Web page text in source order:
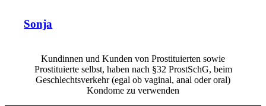
Sonja
Kundinnen und Kunden von Prostituierten sowie
Prostituierte selbst, haben nach §32 ProstSchG, beim
Geschlechtsverkehr (egal ob vaginal, anal oder oral)
Kondome zu verwenden